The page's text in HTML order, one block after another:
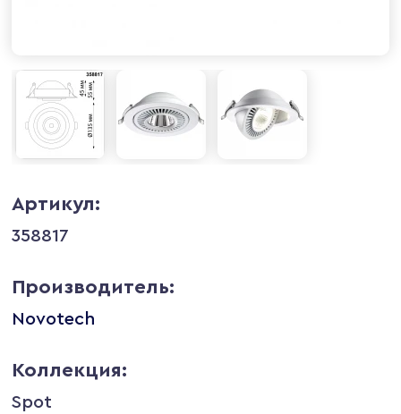
Артикул:
358817
Производитель:
Novotech
Коллекция:
Spot